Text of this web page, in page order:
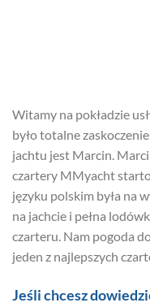
Witamy na pokładzie
było totalne
jachtu jest Marcin.
czartery MMyacht
języku polskim była na
na jachcie i pełna
czarteru. Nam pogoda
jeden z najlepszych
Jeśli chcesz